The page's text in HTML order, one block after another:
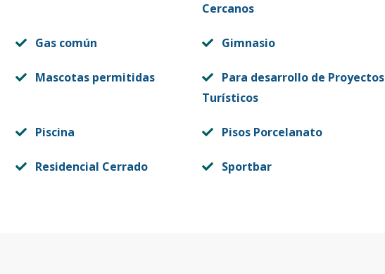
Cercanos
Gas común Gimnasio
Mascotas permitidas
Para desarrollo de Proyectos
Turísticos
Piscina Pisos Porcelanato
Residencial Cerrado Sportbar